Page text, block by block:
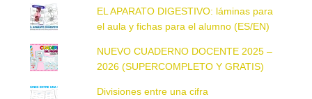
EL APARATO DIGESTIVO: láminas para
el aula y fichas para el alumno (ES/EN)
NUEVO CUADERNO DOCENTE 2025 –
2026 (SUPERCOMPLETO Y GRATIS)
Divisiones entre una cifra